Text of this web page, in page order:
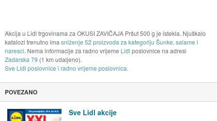
Akcija u Lidl trgovinama za OKUSI ZAVIČAJA Pršut 500 g je istekla. Njuškalo
katalozi trenutno ima sniženje 52 proizvoda za kategoriju Šunke, salame i
naresci. Nema informacije za radno vrijeme Lidl poslovnice na adresi
Zadarska 79 (1 km udaljeno).
Sve Lidl poslovnice i radno vrijeme poslovnica.
POVEZANO
Sve Lidl akcije